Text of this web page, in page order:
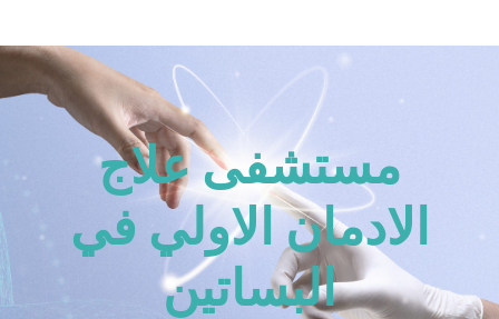
مستشفى علاج
الادمان الاولي في
البساتين